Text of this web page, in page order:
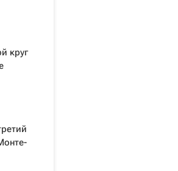
круг